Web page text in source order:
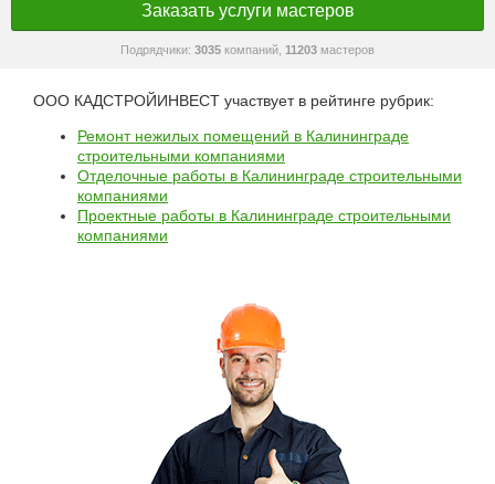
Заказать услуги мастеров
Подрядчики: 3035 компаний, 11203 мастеров
ООО КАДСТРОЙИНВЕСТ участвует в рейтинге рубрик:
Ремонт нежилых помещений в Калининграде
строительными компаниями
Отделочные работы в Калининграде строительными
компаниями
Проектные работы в Калининграде строительными
компаниями